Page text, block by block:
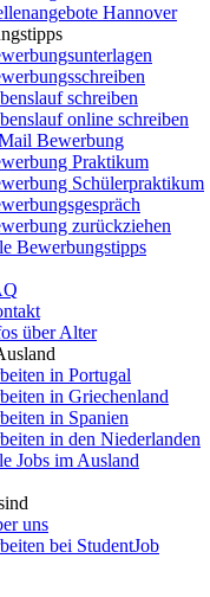
Hannover
schreiben
online schreiben
Bewerbung
Praktikum
Schülerpraktikum
zurückziehen
Bewerbungstipps
über Alter
in Portugal
in Griechenland
in Spanien
in den Niederlanden
Jobs im Ausland
uns
bei StudentJob